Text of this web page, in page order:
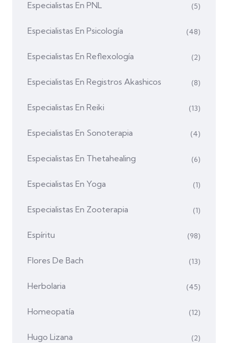
Especialistas En PNL (5)
Especialistas En Psicología (48)
Especialistas En Reflexología (2)
Especialistas En Registros Akashicos (8)
Especialistas En Reiki (13)
Especialistas En Sonoterapia (4)
Especialistas En Thetahealing (6)
Especialistas En Yoga (1)
Especialistas En Zooterapia (1)
Espíritu (98)
Flores De Bach (13)
Herbolaria (45)
Homeopatía (12)
Hugo Lizana (2)